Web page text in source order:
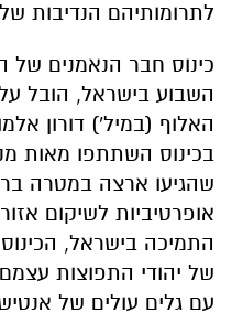
האלוף (במיל') דורון
שהגיעו ארצה במטרה
אופרטיביות לשיקום
התמיכה בישראל,
של יהודי התפוצות
עם גלים עולים של
אינדקס העסקים של